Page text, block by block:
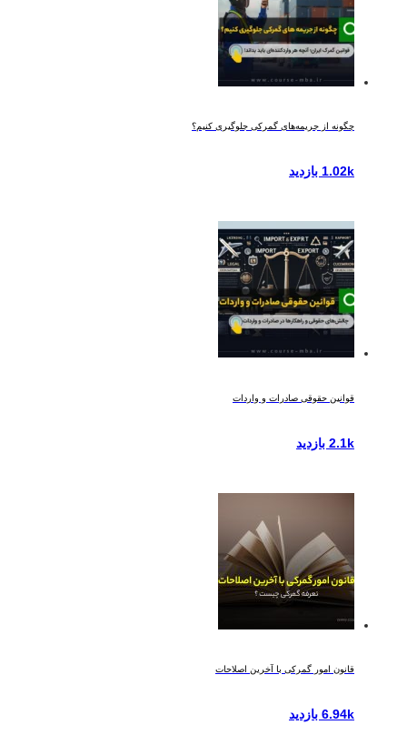
چگونه از جریمه‌های گمرکی جلوگیری کنیم؟
1.02k بازدید
قوانین حقوقی صادرات و واردات
2.1k بازدید
قانون امور گمرکی با آخرین اصلاحات
6.94k بازدید